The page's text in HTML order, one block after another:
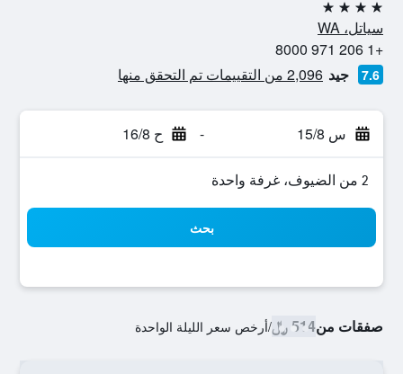
4 نجوم
سياتل، WA
+1 206 971 8000
7.6 جيد 2,096 من التقييمات تم التحقق منها
س 15/8 - ح 16/8
2 من الضيوف، غرفة واحدة
بحث
صفقات من514 ﷼ /أرخص سعر الليلة الواحدة